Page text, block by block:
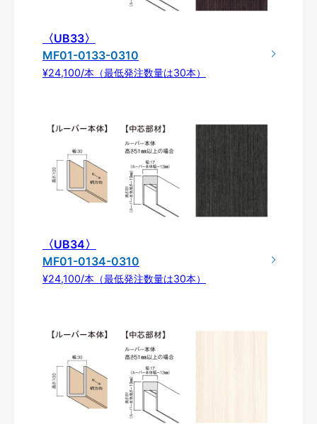
〈UB33〉
MF01-0133-0310
¥24,100/本（最低発注数量は30本）
〈UB34〉
MF01-0134-0310
¥24,100/本（最低発注数量は30本）